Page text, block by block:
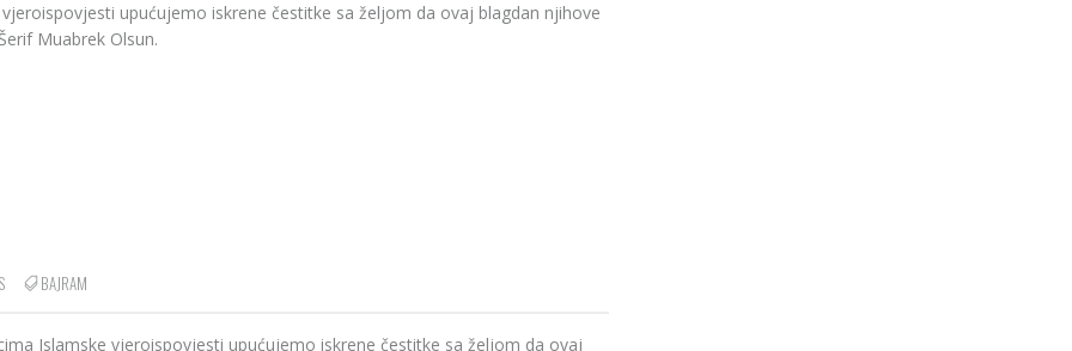
upućujemo iskrene čestitke sa željom da ovaj blagdan njihove
Muabrek Olsun.
BAJRAM
Islamske vjeroispovjesti upućujemo iskrene čestitke sa željom da ovaj